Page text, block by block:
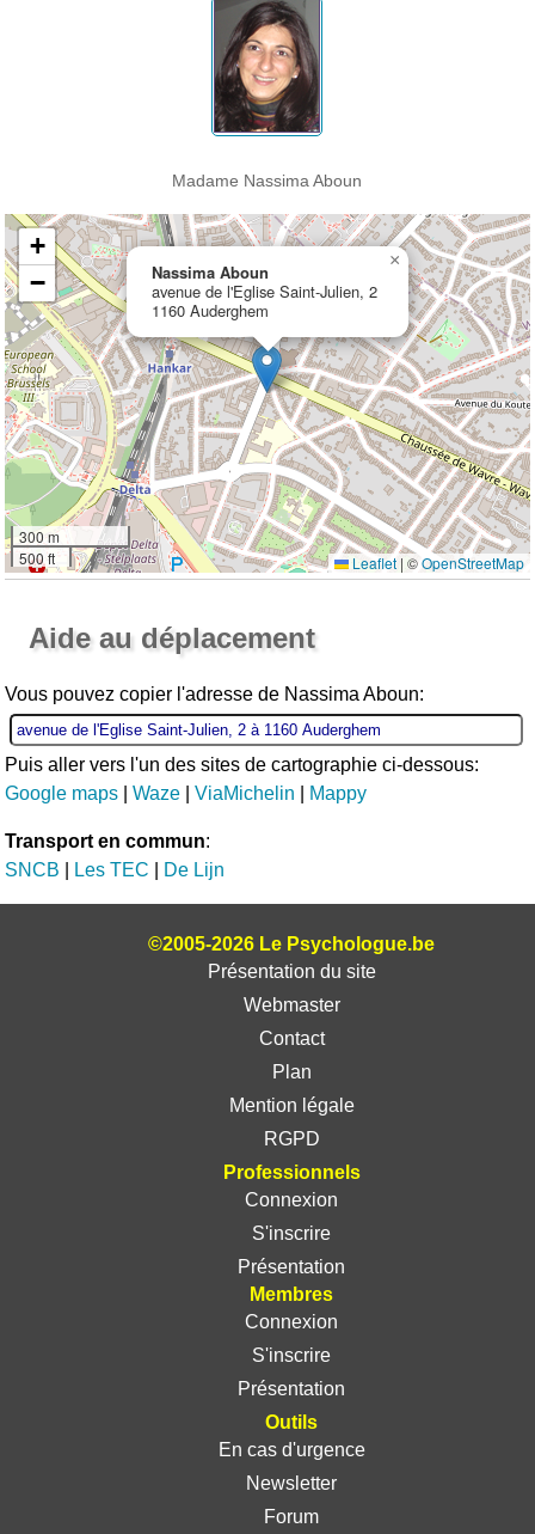
Madame Nassima Aboun
Nassima Aboun
avenue de l'Eglise Saint-Julien, 2
1160 Auderghem
×
+
−
300 m
500 ft
Leaflet | ©OpenStreetMap
Aide au déplacement
Vous pouvez copier l'adresse de Nassima Aboun:
Puis aller vers l'un des sites de cartographie ci-dessous:
Google maps |Waze |ViaMichelin Mappy
Transport en commun:
SNCB
Les TEC De Lijn
©2005-2026 Le Psychologue.be
Présentation du site
Webmaster
Contact
Plan
Mention légale
RGPD
Professionnels
Connexion
S'inscrire
Présentation
Membres
Connexion
S'inscrire
Présentation
Outils
En cas d'urgence
Newsletter
Forum